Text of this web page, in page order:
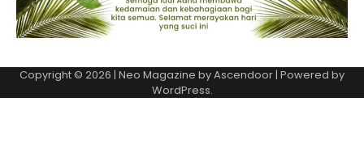
Copyright © 2026 | Neo Magazine byAscendoor| Powered by
WordPress.